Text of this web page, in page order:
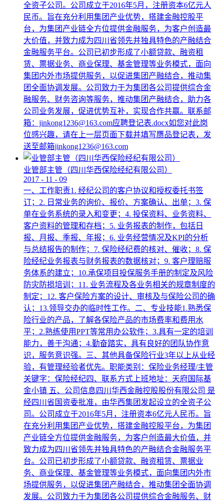
全资子公司。公司成立于2016年5月，注册资本6亿元人
民币。旨在充分利用集团产业优势，搭建金融控股平
台，为集团产业链全方位提供金融服务，为客户创造最
大价值，并致力成为四川省领先并独具特色的产融结合
金融服务平台。公司已初步形成了小额贷款、融资租
赁、票据业务、商业保理、基金管理等业务模式，面向
集团内外市场提供服务，以促进集团产融结合，推动集
团全面协调发展。公司致力于为集团各公司提供综合金
融服务、财务咨询等服务，推动集团产融结合，助力各
公司业务发展，促进优势互补，实现合作共赢。联系邮
箱：jinkong1236@163.com应聘登记表.docx如您对此岗
位感兴趣，请在上一层页面下载并填写赝品登记表，发
送至邮箱jinkong1236@163.com
业管部主管（四川华西保险经纪有限公司）
2017 - 11 - 09
一、工作职责1. 经纪公司的客户协议和授权委托书签
订；2. 日常业务的询价、报价、方案确认、出单；3. 保
单在业务系统的录入和变更；4. 投保资料、业务资料、
客户资料的管理和存档；5. 业务报表的制作，包括日
报、月报、季报、年报；6. 业务经营情况及KPI的分析
与总结报告的制作；7. 保险经纪费的核对、催收；8. 保
险经纪业务报表与财务报表的数据核对；9. 客户理赔服
务体系的建立；10.承保项目投保服务手册的制定及风险
防灾防损培训；11. 业务流程及各业务相关的规章制度的
制定；12. 客户保险方案的设计、审核及与保险公司的确
认；13.领导交办的临时性工作。二、专业技能1.熟悉保
险行业的产品，了解各保险产品的市场费率和费用水
平；2.熟练使用PPT等常用办公软件；3.具有一定的培训
能力，善于沟通；4.勤奋踏实，具有良好的团队协作意
识，服务意识强。三、其他具备保险行业3年以上从业经
验，有管理经验者优先。职能类别：保险业务经理/主管
关键字：保险经纪四、联系方式上班地址：天府国际基
金小镇 五、公司信息四川华西金融控股股份有限公司 是
经四川省国资委批准，由华西集团发起设立的全资子公
司。公司成立于2016年5月，注册资本6亿元人民币。旨
在充分利用集团产业优势，搭建金融控股平台，为集团
产业链全方位提供金融服务，为客户创造最大价值，并
致力成为四川省领先并独具特色的产融结合金融服务平
台。公司已初步形成了小额贷款、融资租赁、票据业
务、商业保理、基金管理等业务模式，面向集团内外市
场提供服务，以促进集团产融结合，推动集团全面协调
发展。公司致力于为集团各公司提供综合金融服务、财